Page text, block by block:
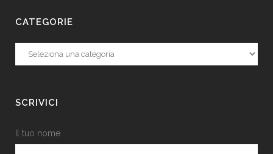
CATEGORIE
Categorie
SCRIVICI
Il tuo nome